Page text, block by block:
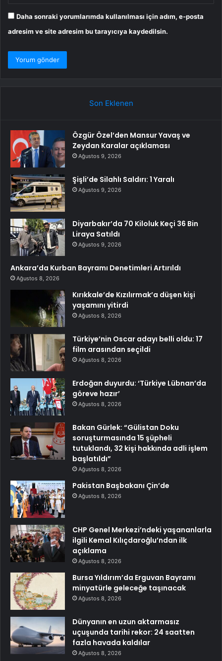
Daha sonraki yorumlarımda kullanılması için adım, e-posta
adresim ve site adresim bu tarayıcıya kaydedilsin.
Son Eklenen
Özgür Özel’den Mansur Yavaş ve
Zeydan Karalar açıklaması
Ağustos 9, 2026
Şişli’de Silahlı Saldırı: 1 Yaralı
Ağustos 9, 2026
Diyarbakır’da 70 Kiloluk Keçi 36 Bin
Liraya Satıldı
Ağustos 9, 2026
Ankara’da Kurban Bayramı Denetimleri Artırıldı
Ağustos 8, 2026
Kırıkkale’de Kızılırmak’a düşen kişi
yaşamını yitirdi
Ağustos 8, 2026
Türkiye’nin Oscar adayı belli oldu: 17
film arasından seçildi
Ağustos 8, 2026
Erdoğan duyurdu: ‘Türkiye Lübnan’da
göreve hazır’
Ağustos 8, 2026
Bakan Gürlek: “Gülistan Doku
soruşturmasında 15 şüpheli
tutuklandı, 32 kişi hakkında adli işlem
başlatıldı”
Ağustos 8, 2026
Pakistan Başbakanı Çin’de
Ağustos 8, 2026
CHP Genel Merkezi’ndeki yaşananlarla
ilgili Kemal Kılıçdaroğlu’ndan ilk
açıklama
Ağustos 8, 2026
Bursa Yıldırım’da Erguvan Bayramı
minyatürle geleceğe taşınacak
Ağustos 8, 2026
Dünyanın en uzun aktarmasız
uçuşunda tarihi rekor: 24 saatten
fazla havada kaldılar
Ağustos 8, 2026